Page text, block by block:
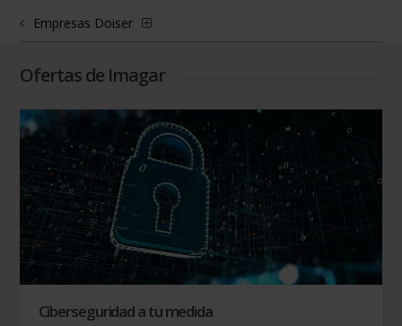
Empresas Doiser
Ofertas de Imagar
Ciberseguridad a tu medida